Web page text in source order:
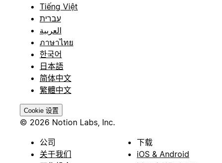
Tiếng Việt
עברית
العربية
ภาษาไทย
한국어
日本語
简体中文
繁體中文
Cookie 设置
© 2026 Notion Labs, Inc.
公司
关于我们
下载
iOS & Android